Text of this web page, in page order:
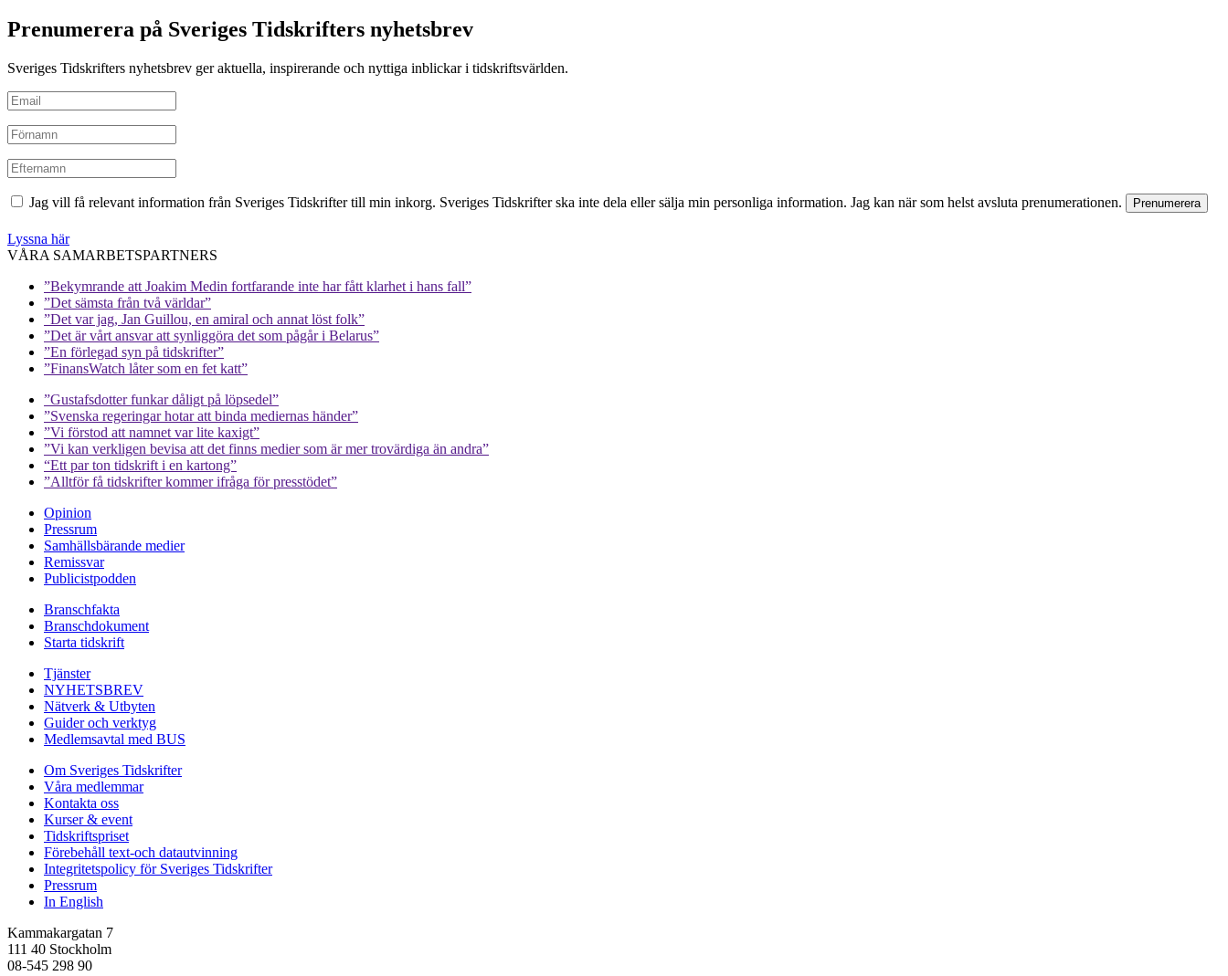
Prenumerera på Sveriges Tidskrifters nyhetsbrev
Sveriges Tidskrifters nyhetsbrev ger aktuella, inspirerande och nyttiga inblickar i tidskriftsvärlden.
Jag vill få relevant information från Sveriges Tidskrifter till min inkorg. Sveriges Tidskrifter ska inte dela eller sälja min personliga information. Jag kan när som helst avsluta prenumerationen.
Lyssna här
VÅRA SAMARBETSPARTNERS
”Bekymrande att Joakim Medin fortfarande inte har fått klarhet i hans fall”
”Det sämsta från två världar”
”Det var jag, Jan Guillou, en amiral och annat löst folk”
”Det är vårt ansvar att synliggöra det som pågår i Belarus”
”En förlegad syn på tidskrifter”
”FinansWatch låter som en fet katt”
”Gustafsdotter funkar dåligt på löpsedel”
”Svenska regeringar hotar att binda mediernas händer”
”Vi förstod att namnet var lite kaxigt”
”Vi kan verkligen bevisa att det finns medier som är mer trovärdiga än andra”
“Ett par ton tidskrift i en kartong”
”Alltför få tidskrifter kommer ifråga för presstödet”
Opinion
Pressrum
Samhällsbärande medier
Remissvar
Publicistpodden
Branschfakta
Branschdokument
Starta tidskrift
Tjänster
NYHETSBREV
Nätverk & Utbyten
Guider och verktyg
Medlemsavtal med BUS
Om Sveriges Tidskrifter
Våra medlemmar
Kontakta oss
Kurser & event
Tidskriftspriset
Förebehåll text-och datautvinning
Integritetspolicy för Sveriges Tidskrifter
Pressrum
In English
Kammakargatan 7
111 40 Stockholm
08-545 298 90